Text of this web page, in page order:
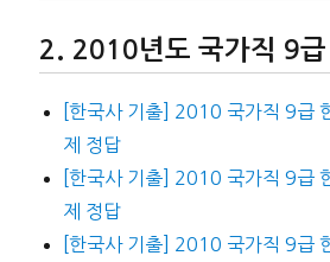
2010년도 국가직 9급
[한국사 기출] 2010 국가직 9급
제 정답
[한국사 기출] 2010 국가직 9급
제 정답
[한국사 기출] 2010 국가직 9급